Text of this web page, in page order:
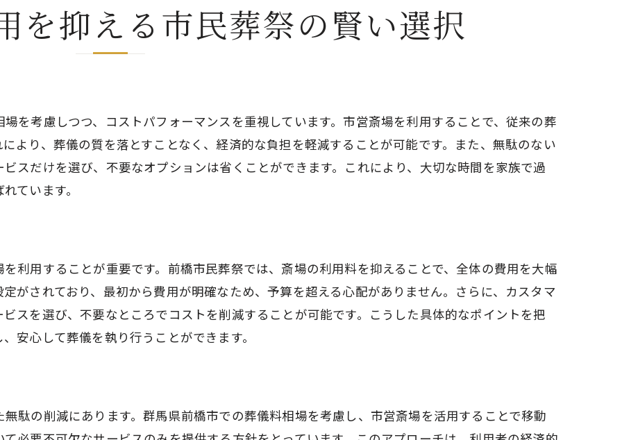
シンプルさが生む心の余裕
故人を偲ぶための環境作り
に根ざした前橋市民葬祭のプランが提供する安心感
地域密着型のサービスとその強み
前橋市で築いた信頼関係
安心感を生むサポート体制
安心して任せられる理由
を抑える市民葬祭の賢い選択
を考慮しつつ、コストパフォーマンスを重視しています。市営斎場を利用することで、従来の葬
より、葬儀の質を落とすことなく、経済的な負担を軽減することが可能です。また、無駄のない
スだけを選び、不要なオプションは省くことができます。これにより、大切な時間を家族で過
ています。
利用することが重要です。前橋市民葬祭では、斎場の利用料を抑えることで、全体の費用を大幅
がされており、最初から費用が明確なため、予算を超える心配がありません。さらに、カスタマ
スを選び、不要なところでコストを削減することが可能です。こうした具体的なポイントを把
安心して葬儀を執り行うことができます。
駄の削減にあります。群馬県前橋市での葬儀料相場を考慮し、市営斎場を活用することで移動